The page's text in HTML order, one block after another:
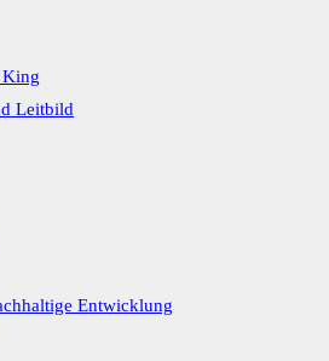
Leitbild
Entwicklung